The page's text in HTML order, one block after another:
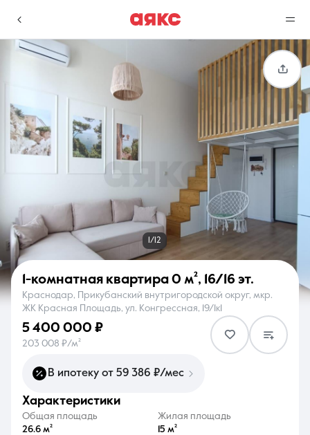
г. Краснодар
Избранное
0 объявлений
Сравнение
0 объявлений
О компании Контакты
8 (861) 297-00-00
Ежедневно с 08:30 до 20:00
1/12
1-комнатная квартира 0 м², 16/16 эт.
Краснодар, Прикубанский внутригородской округ, мкр.
ЖК Красная Площадь, ул. Конгрессная, 19/1к1
5 400 000 ₽
203 008 ₽/м²
В ипотеку от 59 386 ₽/мес
характеристики
Общая площадь
26.6 м²
Жилая площадь
15 м²